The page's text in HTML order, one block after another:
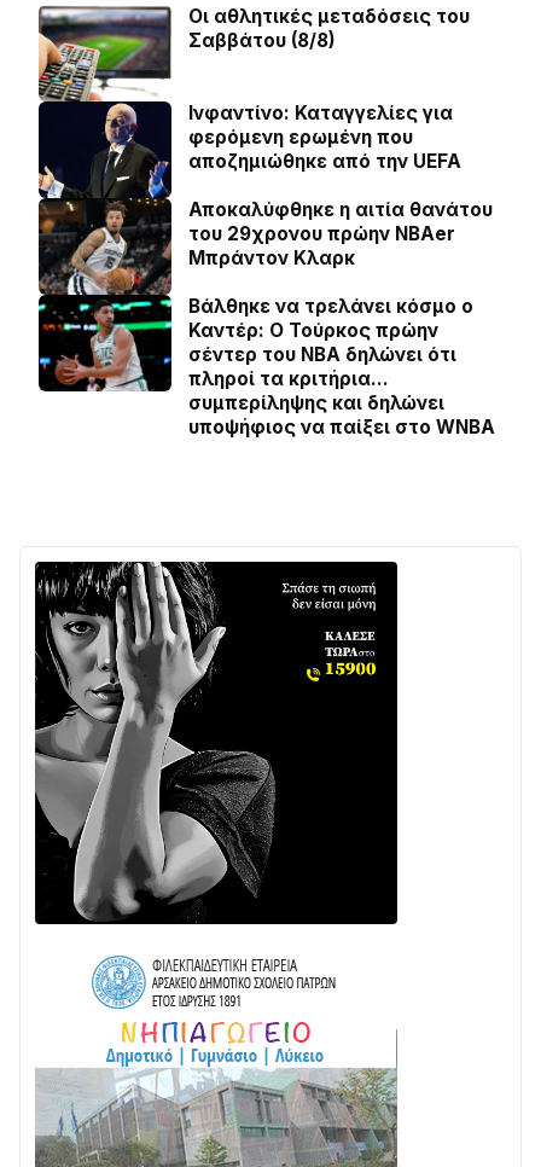
Οι αθλητικές μεταδόσεις του
Σαββάτου (8/8)
Ινφαντίνο: Καταγγελίες για
φερόμενη ερωμένη που
αποζημιώθηκε από την UEFA
Αποκαλύφθηκε η αιτία θανάτου
του 29χρονου πρώην NBAer
Μπράντον Κλαρκ
Βάλθηκε να τρελάνει κόσμο ο
Καντέρ: Ο Τούρκος πρώην
σέντερ του NBA δηλώνει ότι
πληροί τα κριτήρια…
συμπερίληψης και δηλώνει
υποψήφιος να παίξει στο WNBA